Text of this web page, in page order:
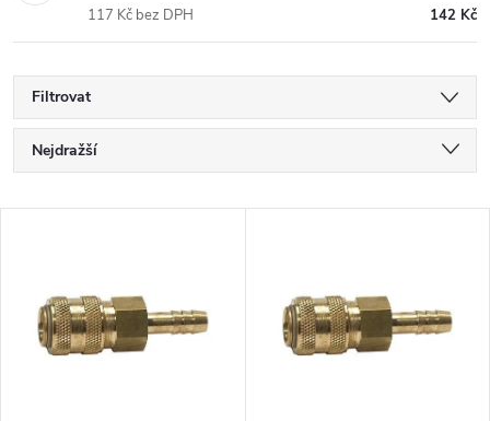
142 Kč
117 Kč bez DPH
Filtrovat
Ř
a
Nejdražší